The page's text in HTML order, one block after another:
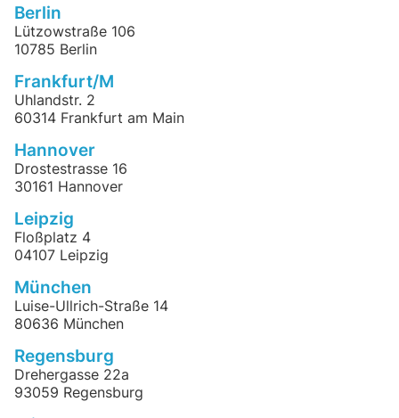
Berlin
Lützowstraße 106
10785 Berlin
Frankfurt/M
Uhlandstr. 2
60314 Frankfurt am Main
Hannover
Drostestrasse 16
30161 Hannover
Leipzig
Floßplatz 4
04107 Leipzig
München
Luise-Ullrich-Straße 14
80636 München
Regensburg
Drehergasse 22a
93059 Regensburg